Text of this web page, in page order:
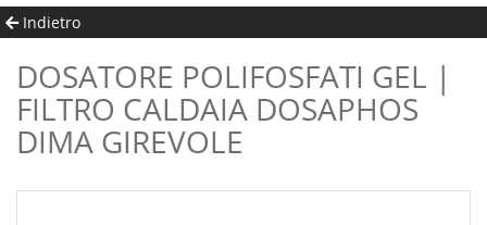
Indietro
DOSATORE POLIFOSFATI GEL |
FILTRO CALDAIA DOSAPHOS
DIMA GIREVOLE